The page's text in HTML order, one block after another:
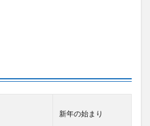
新年の始まり